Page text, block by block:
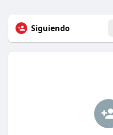
Siguiendo